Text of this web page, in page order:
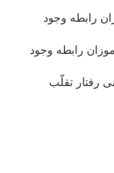
رابطه وجود
رابطه وجود
رفتار تقلّب